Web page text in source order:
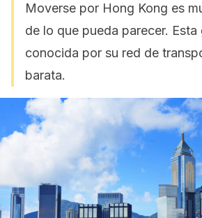
Moverse por Hong Kong es
de lo que pueda parecer.
conocida por su red de
barata.